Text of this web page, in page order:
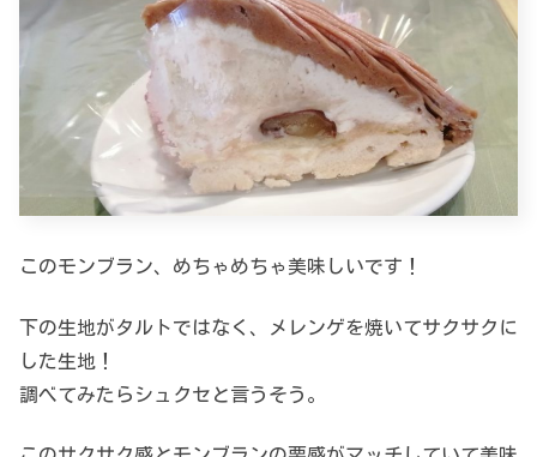
このモンブラン、めちゃめちゃ美味しいです！
下の生地がタルトではなく、メレンゲを焼いてサクサクに
した生地！
調べてみたらシュクセと言うそう。